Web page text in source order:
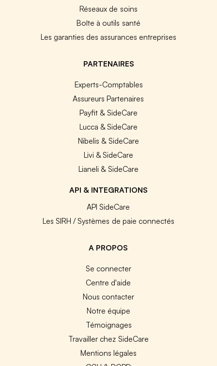
Réseaux de soins
Boîte à outils santé
Les garanties des assurances entreprises
PARTENAIRES
Experts-Comptables
Assureurs Partenaires
Payfit & SideCare
Lucca & SideCare
Nibelis & SideCare
Livi & SideCare
Lianeli & SideCare
API & INTEGRATIONS
API SideCare
Les SIRH / Systèmes de paie connectés
A PROPOS
Se connecter
Centre d'aide
Nous contacter
Notre équipe
Témoignages
Travailler chez SideCare
Mentions légales